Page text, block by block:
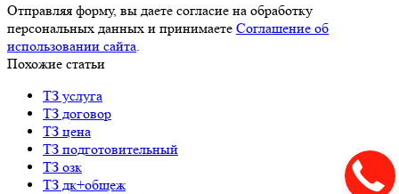
Отправляя форму, вы даете согласие на обработку
персональных данных и принимаете Соглашение об
использовании сайта.
Похожие статьи
ТЗ услуга
ТЗ договор
ТЗ цена
ТЗ подготовительный
ТЗ озк
ТЗ дк+общеж